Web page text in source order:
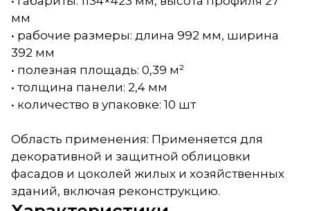
мм
• рабочие размеры: длина 992 мм, ширина
392 мм
• полезная площадь: 0,39 м²
• толщина панели: 2,4 мм
• количество в упаковке: 10 шт
Область применения: Применяется для
декоративной и защитной облицовки
фасадов и цоколей жилых и хозяйственных
зданий, включая реконструкцию.